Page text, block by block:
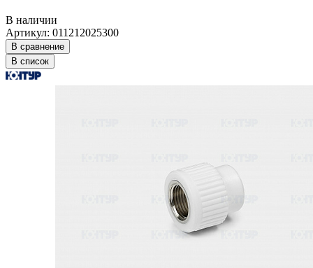
В наличии
Артикул: 011212025300
В сравнение
В список